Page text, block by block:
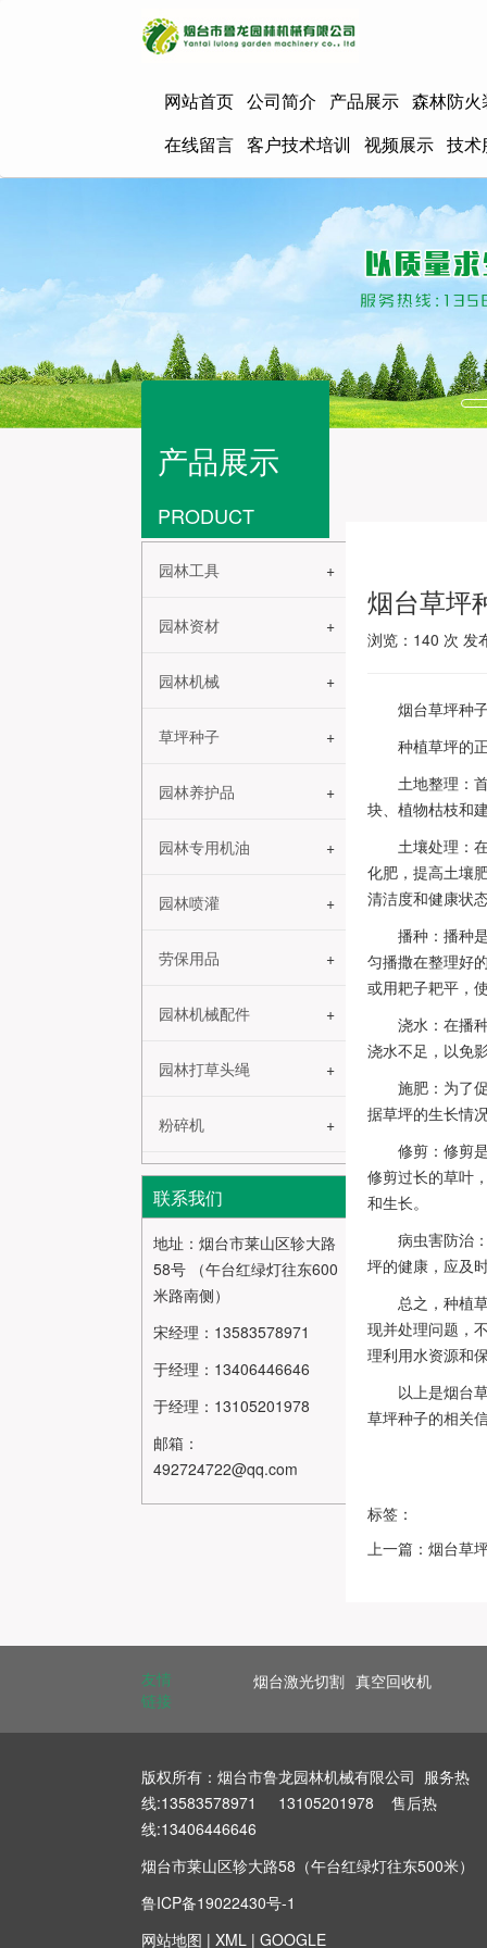
网站首页 公司简介 产品展示 森林防火
在线留言 客户技术培训 视频展示 技术
产品展示
PRODUCT
园林工具
园林资材
园林机械
草坪种子
园林养护品
园林专用机油
园林喷灌
劳保用品
园林机械配件
园林打草头绳
粉碎机
联系我们
地址：烟台市莱山区轸大路
58号 （午台红绿灯往东600
米路南侧）
宋经理：13583578971
于经理：13406446646
于经理：13105201978
邮箱：
492724722@qq.com
烟台草坪
浏览： 140 次 发
烟台草坪种
种植草坪的
土地整理：
块、植物枯枝和
土壤处理：
化肥，提高土壤
清洁度和健康状
播种：播种
匀播撒在整理好
或用耙子耙平，
浇水：在播
浇水不足，以免
施肥：为了
据草坪的生长情
修剪：修剪
修剪过长的草叶
和生长。
病虫害防治
坪的健康，应及
总之，种植
现并处理问题，
理利用水资源和
以上是烟台
草坪种子的相关
标签：
上一篇：烟台草
友情
链接
烟台激光切割 真空回收机
版权所有：烟台市鲁龙园林机械有限公司 服务热
线:13583578971 13105201978 售后热
线:13406446646
烟台市莱山区轸大路58（午台红绿灯往东500米）
鲁ICP备19022430号-1
网站地图 | XML | GOOGLE